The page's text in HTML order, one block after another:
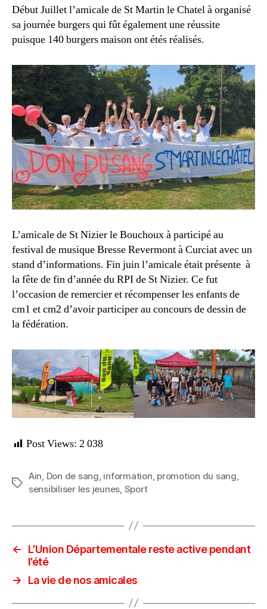
Début Juillet l’amicale de St Martin le Chatel à organisé
sa journée burgers qui fût également une réussite
puisque 140 burgers maison ont étés réalisés.
L’amicale de St Nizier le Bouchoux à participé au
festival de musique Bresse Revermont à Curciat avec un
stand d’informations. Fin juin l’amicale était présente à
la fête de fin d’année du RPI de St Nizier. Ce fut
l’occasion de remercier et récompenser les enfants de
cm1 et cm2 d’avoir participer au concours de dessin de
la fédération.
Post Views: 2 038
Étiquettes
Ain Don de sang information promotion du sang
sensibiliser les jeunes Sport
←
L’Union Départementale reste active pendant
l’été
→
La vie de nos amicales